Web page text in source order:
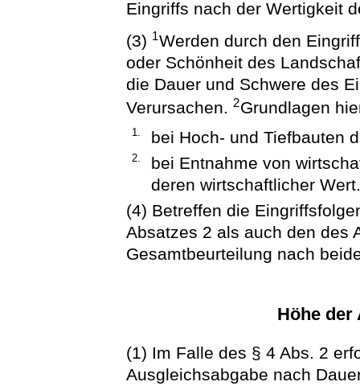
Eingriffs nach der Wertigkeit
(3) 1Werden durch den
oder Schönheit des
die Dauer und Schwere des
Verursachen.2Grundlagen
1. bei Hoch- und Tiefbauten
2.
bei Entnahme von
deren wirtschaftlicher Wert.
(4) Betreffen die
Absatzes 2 als auch den des
Gesamtbeurteilung nach
Höhe der
(1) Im Falle des § 4 Abs. 2
Ausgleichsabgabe nach